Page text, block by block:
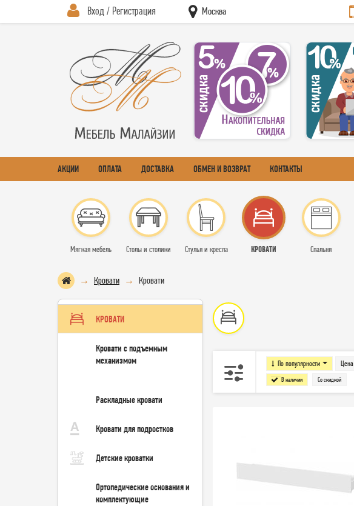
Вход / Регистрация Москва
АКЦИИ ОПЛАТА ДОСТАВКА ОБМЕН И ВОЗВРАТ КОНТАКТЫ
Мягкая мебель Столы и столики Стулья и кресла КРОВАТИ Спальня
Кровати Кровати
КРОВАТИ
Кровати с подъемным
механизмом
Раскладные кровати
Кровати для подростков
Детские кроватки
Ортопедические основания и
комплектующие
По популярности Цена
В наличии Со скидкой